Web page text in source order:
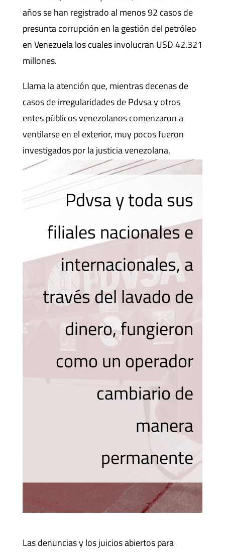
años se han registrado al menos 92 casos de
presunta corrupción en la gestión del petróleo
en Venezuela los cuales involucran USD 42.321
millones.
Llama la atención que, mientras decenas de
casos de irregularidades de Pdvsa y otros
entes públicos venezolanos comenzaron a
ventilarse en el exterior, muy pocos fueron
investigados por la justicia venezolana.
Pdvsa y toda sus
filiales nacionales e
internacionales, a
través del lavado de
dinero, fungieron
como un operador
cambiario de
manera
permanente
Las denuncias y los juicios abiertos para